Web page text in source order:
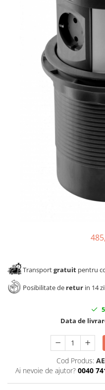
Solutii de curatat &
Canturi ABS
Alte accesorii mobila
Nivela bule/ laser
Alte scule & unelte
Transportgratuit pentru
Posibilitate de retur in 14
5
Data de
Cod Produs:
Ai nevoie de ajutor? 0040